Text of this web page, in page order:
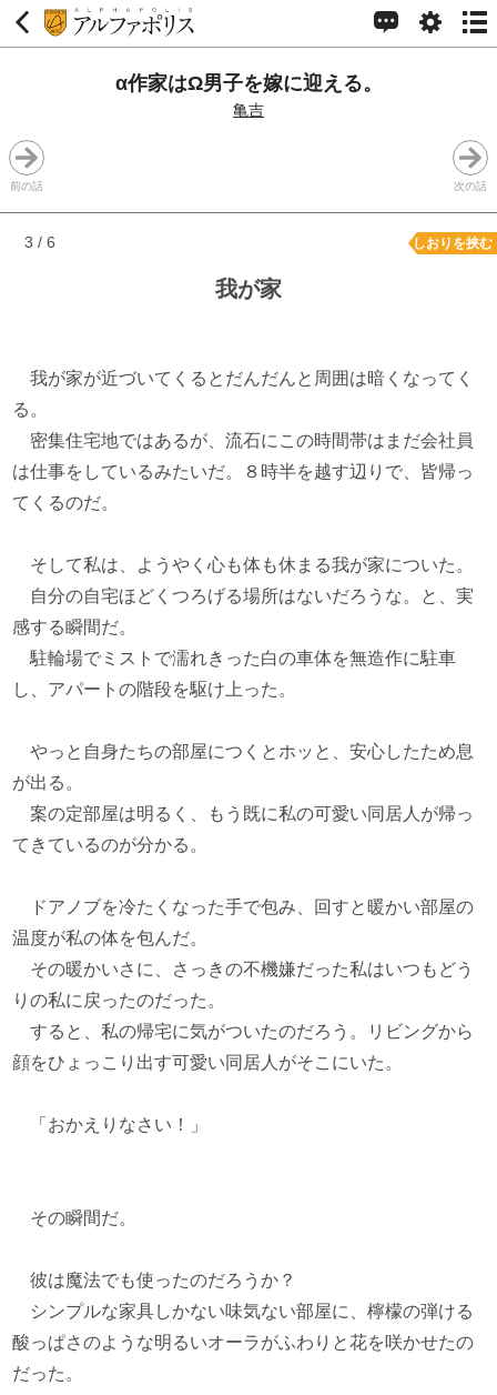
α作家はΩ男子を嫁に迎える。
亀吉
前の話 次の話
3 / 6 しおりを挟む
我が家
我が家が近づいてくるとだんだんと周囲は暗くなってく
る。
密集住宅地ではあるが、流石にこの時間帯はまだ会社員
は仕事をしているみたいだ。８時半を越す辺りで、皆帰っ
てくるのだ。
そして私は、ようやく心も体も休まる我が家についた。
自分の自宅ほどくつろげる場所はないだろうな。と、実
感する瞬間だ。
駐輪場でミストで濡れきった白の車体を無造作に駐車
し、アパートの階段を駆け上った。
やっと自身たちの部屋につくとホッと、安心したため息
が出る。
案の定部屋は明るく、もう既に私の可愛い同居人が帰っ
てきているのが分かる。
ドアノブを冷たくなった手で包み、回すと暖かい部屋の
温度が私の体を包んだ。
その暖かいさに、さっきの不機嫌だった私はいつもどう
りの私に戻ったのだった。
すると、私の帰宅に気がついたのだろう。リビングから
顔をひょっこり出す可愛い同居人がそこにいた。
「おかえりなさい！」
その瞬間だ。
彼は魔法でも使ったのだろうか？
シンプルな家具しかない味気ない部屋に、檸檬の弾ける
酸っぱさのような明るいオーラがふわりと花を咲かせたの
だった。